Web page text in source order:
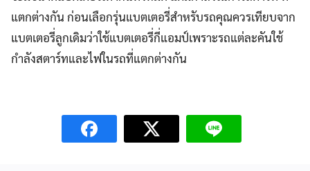
แตกต่างกัน ก่อนเลือกรุ่นแบตเตอรี่สำหรับรถคุณควรเทียบจาก
แบตเตอรี่ลูกเดิมว่าใช้แบตเตอรี่กี่แอมป์เพราะรถแต่ละคันใช้
กำลังสตาร์ทและไฟในรถที่แตกต่างกัน